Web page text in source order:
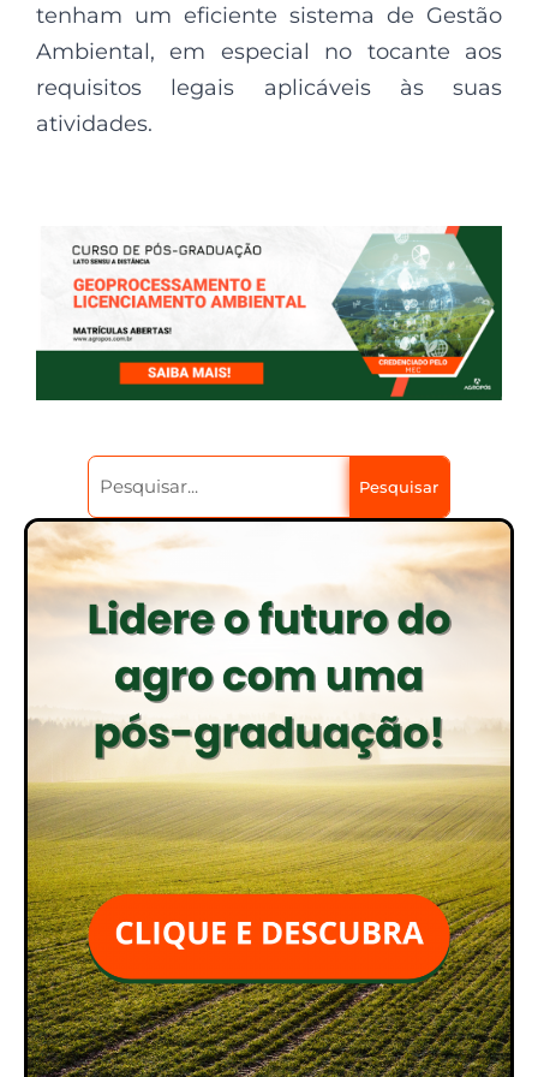
tenham um eficiente sistema de Gestão
Ambiental, em especial no tocante aos
requisitos legais aplicáveis às suas
atividades.
Pesquisar